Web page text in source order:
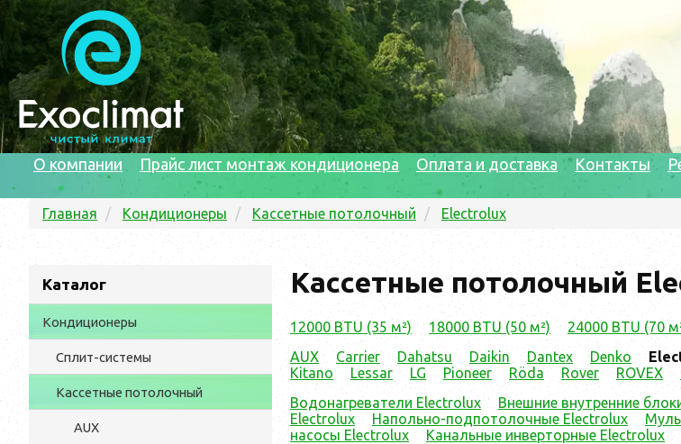
О компании Прайс лист монтаж кондиционера Оплата и доставка Контакты
Главная Кондиционеры Кассетные потолочный Electrolux
Каталог
Кондиционеры
Сплит-системы
Кассетные потолочный
AUX
Кассетные потолочный
12000 BTU (35 м²) 18000 BTU (50 м²) 24000 BTU (70
AUX
Carrier Dahatsu Daikin Dantex Denko
Kitano
Lessar LG Pioneer Röda Rover ROVEX
Водонагреватели Electrolux
Внешние внутренние
Electrolux
Напольно-подпотолочные Electrolux
насосы Electrolux
Канальные инверторные Electrolux